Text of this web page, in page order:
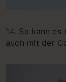
14. So kann
auch mit der